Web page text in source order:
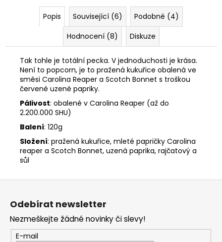
Popis Související (6)
Podobné (4)
Hodnocení (8)
Diskuze
Tak tohle je totální pecka. V jednoduchosti je krása.
Není to popcorn, je to pražená kukuřice obalená ve
směsi Carolina Reaper a Scotch Bonnet s troškou
červené uzené papriky.
Pálivost: obalené v Carolina Reaper (až do
2.200.000 SHU)
Balení: 120g
Složení: pražená kukuřice, mleté papričky Carolina
reaper a Scotch Bonnet, uzená paprika, rajčatový a
sůl
Původně:
Z
Odebírat newsletter
Nezmeškejte žádné novinky či slevy!
E-mail